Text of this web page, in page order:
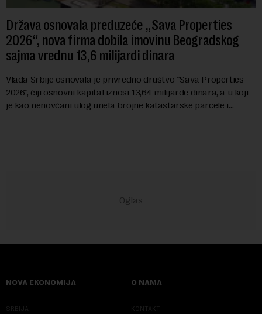
Država osnovala preduzeće „Sava Properties
2026“, nova firma dobila imovinu Beogradskog
sajma vrednu 13,6 milijardi dinara
Vlada Srbije osnovala je privredno društvo "Sava Properties
2026", čiji osnovni kapital iznosi 13,64 milijarde dinara, a u koji
je kao nenovčani ulog unela brojne katastarske parcele i
NOVA EKONOMIJA
SRBIJA
O NAMA
KONTAKT